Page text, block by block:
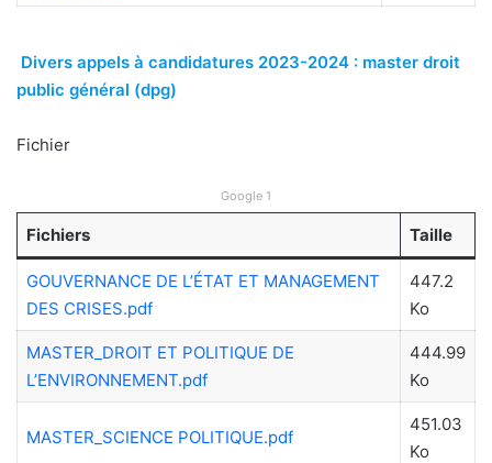
Divers appels à candidatures 2023-2024 : master droit
public général (dpg)
Fichier
Google 1
Fichiers Taille
GOUVERNANCE DE L’ÉTAT ET MANAGEMENT
DES CRISES.pdf
447.2
Ko
MASTER_DROIT ET POLITIQUE DE
L’ENVIRONNEMENT.pdf
444.99
Ko
MASTER_SCIENCE POLITIQUE.pdf
451.03
Ko